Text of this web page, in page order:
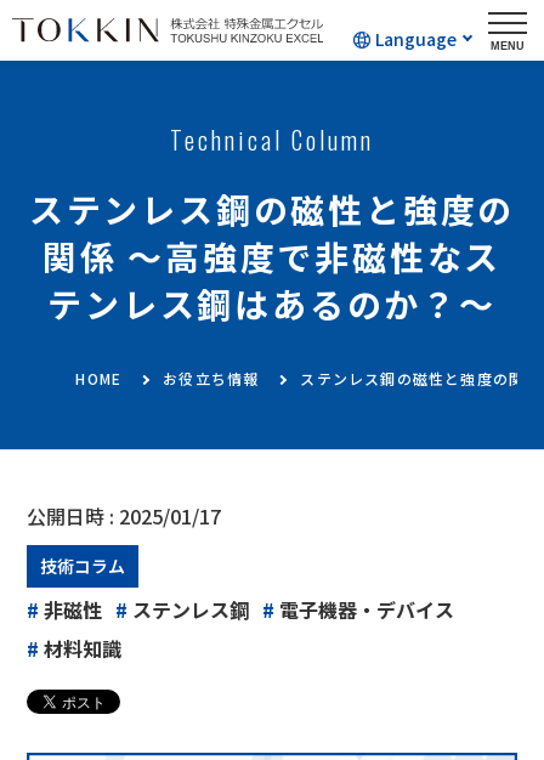
Language
Technical Column
ステンレス鋼の磁性と強度の
関係 ～高強度で非磁性なス
テンレス鋼はあるのか？～
HOME お役立ち情報 ステンレス鋼の磁性と強度の関
公開日時 : 2025/01/17
技術コラム
# 非磁性 # ステンレス鋼 # 電子機器・デバイス
# 材料知識